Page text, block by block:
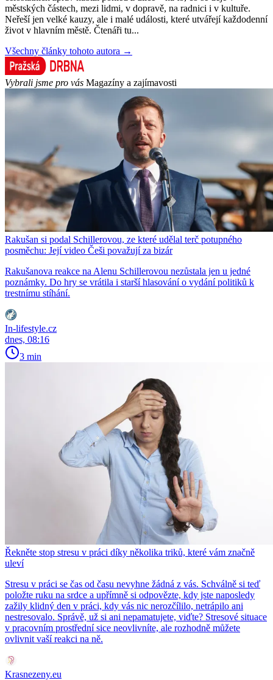
městských částech, mezi lidmi, v dopravě, na radnici i v kultuře.
Neřeší jen velké kauzy, ale i malé události, které utvářejí každodenní
život v hlavním městě. Čtenáři tu...
Všechny články tohoto autora →
Vybrali jsme pro vás Magazíny a zajímavosti
Rakušan si podal Schillerovou, ze které udělal terč potupného
posměchu: Její video Češi považují za bizár
Rakušanova reakce na Alenu Schillerovou nezůstala jen u jedné
poznámky. Do hry se vrátila i starší hlasování o vydání politiků k
trestnímu stíhání.
In-lifestyle.cz
dnes, 08:16
3 min
Řekněte stop stresu v práci díky několika triků, které vám značně
uleví
Stresu v práci se čas od času nevyhne žádná z vás. Schválně si teď
položte ruku na srdce a upřímně si odpovězte, kdy jste naposledy
zažily klidný den v práci, kdy vás nic nerozčílilo, netrápilo ani
nestresovalo. Správě, už si ani nepamatujete, viďte? Stresové situace
v pracovním prostřední sice neovlivníte, ale rozhodně můžete
ovlivnit vaší reakci na ně.
Krasnezeny.eu